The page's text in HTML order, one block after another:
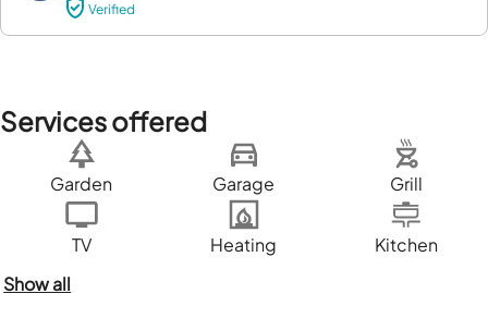
Verified
Services offered
Garden Garage Grill
TV Heating
Kitchen
Show all